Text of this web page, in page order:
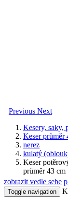
Previous Next
Kesery, saky,
Keser průměr
nerez
kulatý
Keser
průměr 43 cm
zobrazit vedle sebe
Toggle navigation